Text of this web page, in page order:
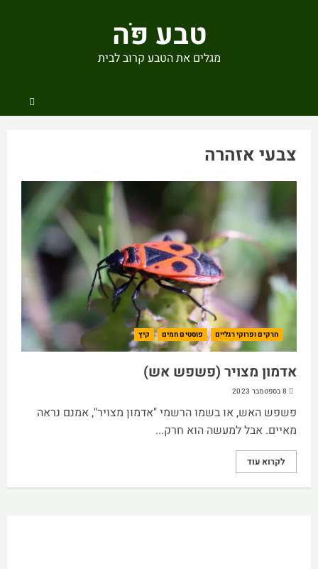
טבע פֹּה
מגלים את הטבע קרוב לבית
צבעי אזהרה
חרקים ופרוקי רגליים פוסטים חמים קיץ
אדמון מצויר (פשפש אש)
8 בספטמבר 2023
פשפש האש, או בשמו הרשמי "אדמון מצויר", אמנם נראה
מאיים. אבל למעשה הוא חרק...
לקרוא עוד